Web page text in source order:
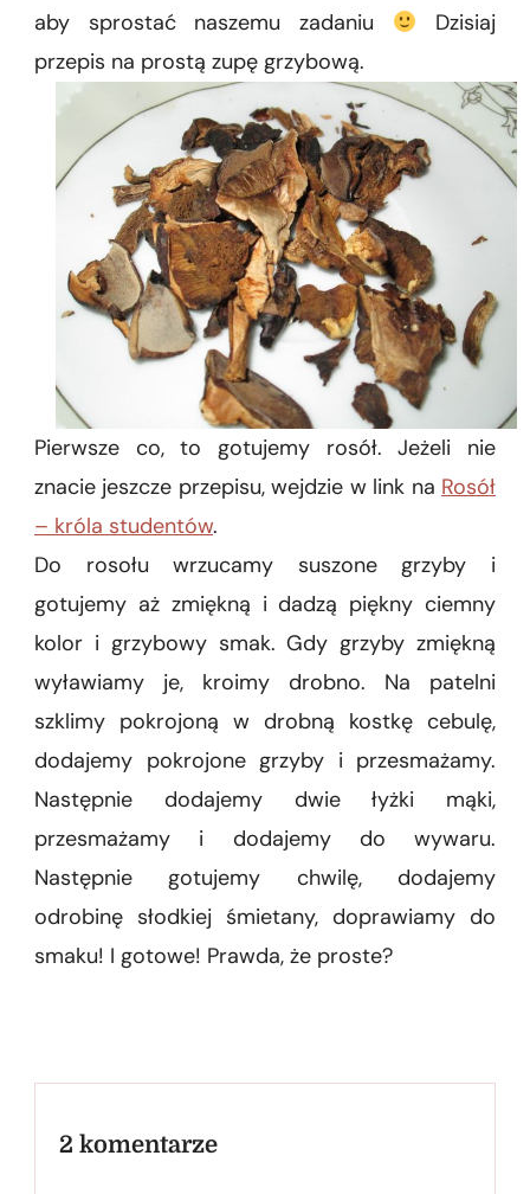
aby sprostać naszemu zadaniu
Dzisiaj
przepis na prostą zupę grzybową.
Pierwsze co, to gotujemy rosół. Jeżeli nie
znacie jeszcze przepisu, wejdzie w link na Rosół
– króla studentów.
Do rosołu wrzucamy suszone grzyby i
gotujemy aż zmiękną i dadzą piękny ciemny
kolor i grzybowy smak. Gdy grzyby zmiękną
wyławiamy je, kroimy drobno. Na patelni
szklimy pokrojoną w drobną kostkę cebulę,
dodajemy pokrojone grzyby i przesmażamy.
Następnie dodajemy dwie łyżki mąki,
przesmażamy i dodajemy do wywaru.
Następnie gotujemy chwilę, dodajemy
odrobinę słodkiej śmietany, doprawiamy do
smaku! I gotowe! Prawda, że proste?
2 komentarze